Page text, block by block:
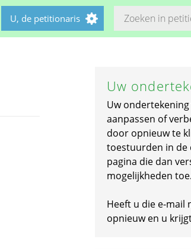
U, de petitionaris
Uw
Uw
aanpassen of
door opnieuw te
toestuurden in de
pagina die dan
mogelijkheden toe.
Heeft u die e-mail
opnieuw en u